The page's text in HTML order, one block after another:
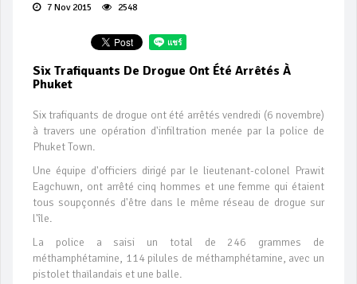
7 Nov 2015 2548
Six Trafiquants De Drogue Ont Été Arrêtés À
Phuket
Six trafiquants de drogue ont été arrêtés vendredi (6 novembre)
à travers une opération d'infiltration menée par la police de
Phuket Town.
Une équipe d'officiers dirigé par le lieutenant-colonel Prawit
Eagchuwn, ont arrêté cinq hommes et une femme qui étaient
tous soupçonnés d'être dans le même réseau de drogue sur
l'île.
La police a saisi un total de 246 grammes de
méthamphétamine, 114 pilules de méthamphétamine, avec un
pistolet thaïlandais et une balle.